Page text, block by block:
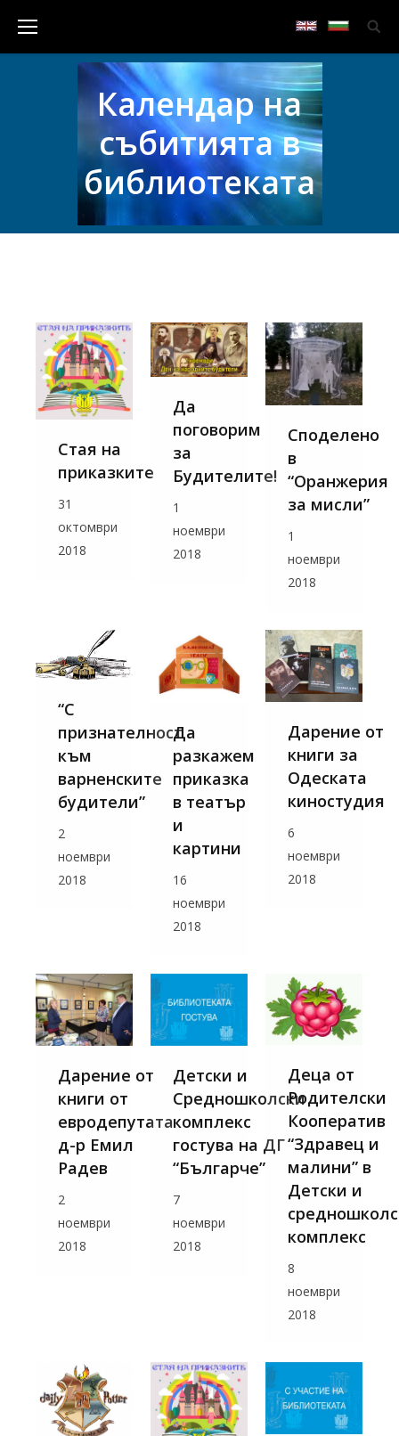
Календар на
събитията в
библиотеката
Стая на
приказките
31
октомври
2018
Да
поговорим
за
Будителите!
1
ноември
2018
Споделено
в
“Оранжерия
за мисли”
1
ноември
2018
“С
признателност
към
варненските
будители”
2
ноември
2018
Да
разкажем
приказка
в театър
и
картини
16
ноември
2018
Дарение от
книги за
Одеската
киностудия
6
ноември
2018
Дарение от
книги от
евродепутата
д-р Емил
Радев
2
ноември
2018
Детски и
Средношколски
комплекс
гостува на ДГ
“Българче”
7
ноември
2018
Деца от
Родителски
Кооператив
“Здравец и
малини” в
Детски и
комплекс
8
ноември
2018